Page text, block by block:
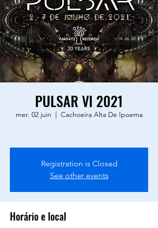
PULSAR VI 2021
mer. 02 juin
  |
Cachoeira Alta De Ipoema
Registration is Closed
See other events
Horário e local